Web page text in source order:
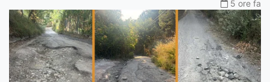
5 ore fa